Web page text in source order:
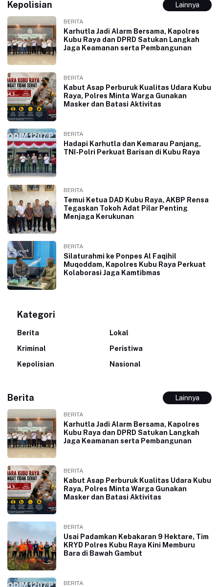
Kepolisian Lainnya
BERITA
Karhutla Jadi Alarm Bersama, Kapolres
Kubu Raya dan DPRD Satukan Langkah
Jaga Keamanan serta Pembangunan
BERITA
Kabut Asap Perburuk Kualitas Udara Kubu
Raya, Polres Minta Warga Gunakan
Masker dan Batasi Aktivitas
BERITA
Hadapi Karhutla dan Kemarau Panjang,
TNI-Polri Perkuat Barisan di Kubu Raya
BERITA
Temui Ketua DAD Kubu Raya, AKBP Rensa
Tegaskan Tokoh Adat Pilar Penting
Menjaga Kerukunan
BERITA
Silaturahmi ke Ponpes Al Faqihil
Muqoddam, Kapolres Kubu Raya Perkuat
Kolaborasi Jaga Kamtibmas
Kategori
Berita
Lokal
Kriminal
Peristiwa
Kepolisian
Nasional
Berita Lainnya
BERITA
Karhutla Jadi Alarm Bersama, Kapolres
Kubu Raya dan DPRD Satukan Langkah
Jaga Keamanan serta Pembangunan
BERITA
Kabut Asap Perburuk Kualitas Udara Kubu
Raya, Polres Minta Warga Gunakan
Masker dan Batasi Aktivitas
BERITA
Usai Padamkan Kebakaran 9 Hektare, Tim
KRYD Polres Kubu Raya Kini Memburu
Bara di Bawah Gambut
BERITA